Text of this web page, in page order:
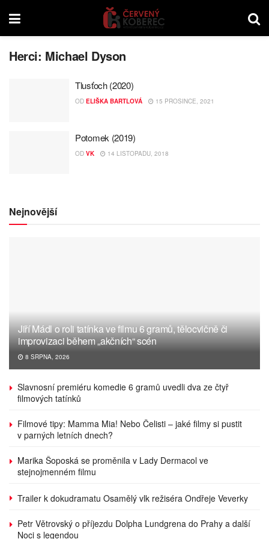
Herci: Michael Dyson
Tlusťoch (2020)
OD ELIŠKA BARTLOVÁ 15 PROSINCE, 2021
Potomek (2019)
OD VK 14 LISTOPADU, 2018
Nejnovější
Jiří Mádl o roli tatínka ve filmu 6 gramů, tělocvičně či
improvizaci během „akčních“ scén
8 SRPNA, 2026
Slavnosní premiéru komedie 6 gramů uvedli dva ze čtyř
filmových tatínků
Filmové tipy: Mamma Mia! Nebo Čelisti – jaké filmy si pustit
v parných letních dnech?
Marika Šoposká se proměnila v Lady Dermacol ve
stejnojmenném filmu
Trailer k dokudramatu Osamělý vlk režiséra Ondřeje Veverky
Petr Větrovský o příjezdu Dolpha Lundgrena do Prahy a další
Noci s legendou